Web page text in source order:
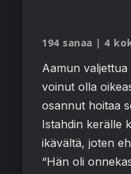
194 sanaa | 4
Aamun
voinut olla
osannut hoitaa
Istahdin kerälle
ikävältä, joten
“Hän oli